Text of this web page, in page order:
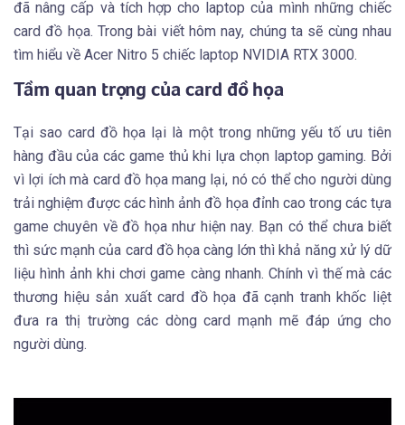
đã nâng cấp và tích hợp cho laptop của mình những chiếc
card đồ họa. Trong bài viết hôm nay, chúng ta sẽ cùng nhau
tìm hiểu về Acer Nitro 5 chiếc laptop NVIDIA RTX 3000.
Tầm quan trọng của card đồ họa
Tại sao card đồ họa lại là một trong những yếu tố ưu tiên
hàng đầu của các game thủ khi lựa chọn laptop gaming. Bởi
vì lợi ích mà card đồ họa mang lại, nó có thể cho người dùng
trải nghiệm được các hình ảnh đồ họa đỉnh cao trong các tựa
game chuyên về đồ họa như hiện nay. Bạn có thể chưa biết
thì sức mạnh của card đồ họa càng lớn thì khả năng xử lý dữ
liệu hình ảnh khi chơi game càng nhanh. Chính vì thế mà các
thương hiệu sản xuất card đồ họa đã cạnh tranh khốc liệt
đưa ra thị trường các dòng card mạnh mẽ đáp ứng cho
người dùng.